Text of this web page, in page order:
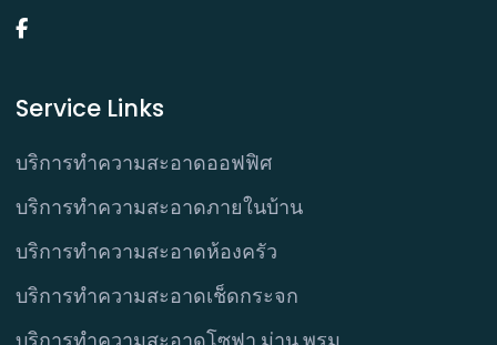
Service Links
บริการทำความสะอาดออฟฟิศ
บริการทำความสะอาดภายในบ้าน
บริการทำความสะอาดห้องครัว
บริการทำความสะอาดเช็ดกระจก